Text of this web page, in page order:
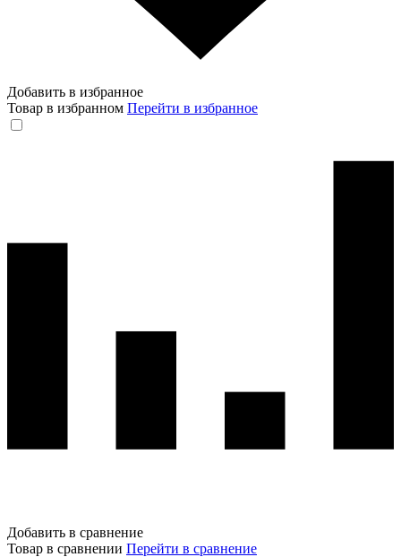
Добавить в избранное
Товар в избранном Перейти в избранное
Добавить в сравнение
Товар в сравнении Перейти в сравнение